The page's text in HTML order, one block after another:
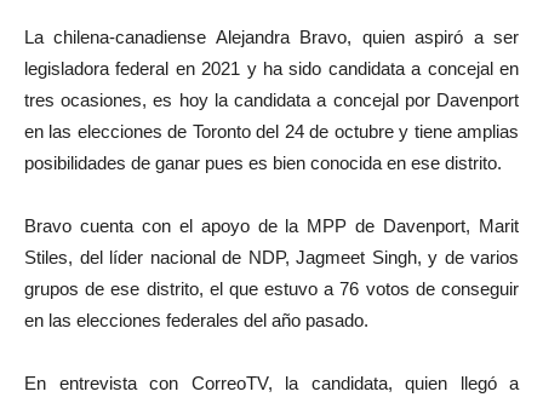
La chilena-canadiense Alejandra Bravo, quien aspiró a ser
legisladora federal en 2021 y ha sido candidata a concejal en
tres ocasiones, es hoy la candidata a concejal por Davenport
en las elecciones de Toronto del 24 de octubre y tiene amplias
posibilidades de ganar pues es bien conocida en ese distrito.
Bravo cuenta con el apoyo de la MPP de Davenport, Marit
Stiles, del líder nacional de NDP, Jagmeet Singh, y de varios
grupos de ese distrito, el que estuvo a 76 votos de conseguir
en las elecciones federales del año pasado.
En entrevista con CorreoTV, la candidata, quien llegó a